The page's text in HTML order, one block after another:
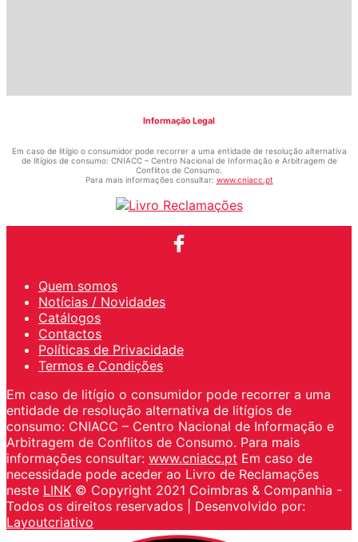
Informação Legal
Em caso de litígio o consumidor pode recorrer a uma entidade de resolução alternativa
de litígios de consumo: CNIACC – Centro Nacional de Informação e Arbitragem de
Conflitos de Consumo.
Para mais informações consultar: www.cniacc.pt
Quem somos
Notícias / Novidades
Catálogos
Contactos
Políticas de Privacidade
Termos e Condições
Em caso de litígio o consumidor pode recorrer a uma
entidade de resolução alternativa de litígios de
consumo: CNIACC – Centro Nacional de Informação e
Arbitragem de Conflitos de Consumo. Para mais
informações consultar: www.cniacc.pt Em caso de
necessidade pode aceder ao Livro de Reclamações
neste LINK © Copyright 2021 Coimbras & Companhia -
Todos os direitos reservados | Desenvolvido por:
Layoutcriativo